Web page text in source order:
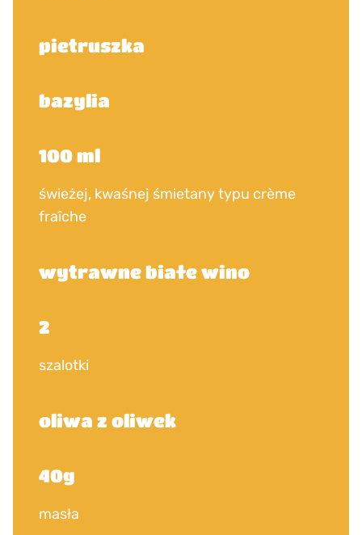
pietruszka
bazylia
100 ml
świeżej, kwaśnej śmietany typu crème
fraîche
wytrawne białe wino
2
szalotki
oliwa z oliwek
40g
masła